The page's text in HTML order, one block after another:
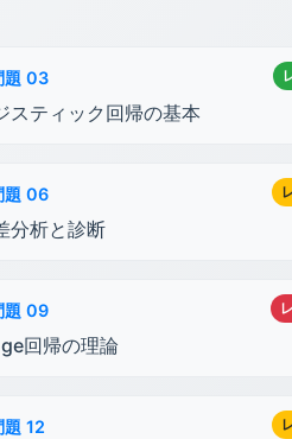
題 03
スティック回帰の基本
題 06
分析と診断
題 09
回帰の理論
題 12